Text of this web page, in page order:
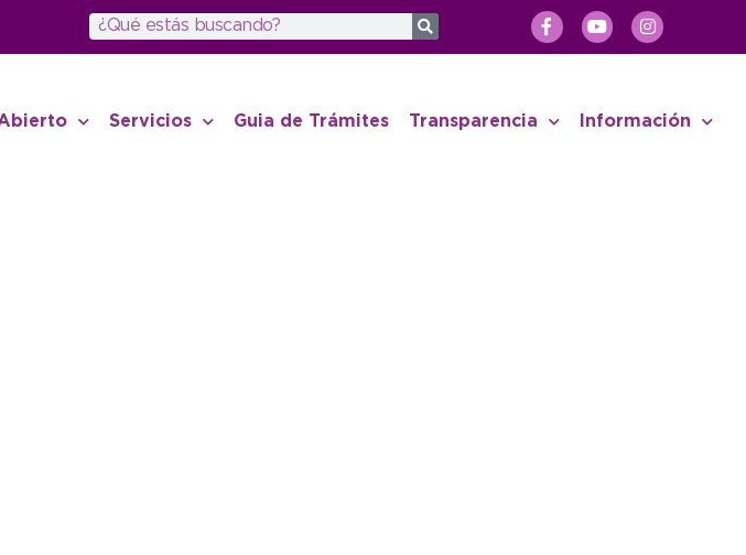
Servicios Guia de Trámites Transparencia Información